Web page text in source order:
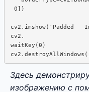
0])
cv2.imshow('Padded
cv2.
waitKey(0)
Здесь
изображению с